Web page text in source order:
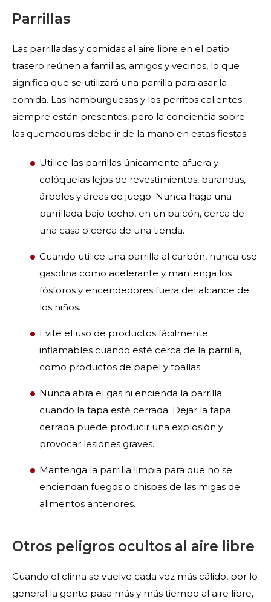
Parrillas
Las parrilladas y comidas al aire libre en el patio
trasero reúnen a familias, amigos y vecinos, lo que
significa que se utilizará una parrilla para asar la
comida. Las hamburguesas y los perritos calientes
siempre están presentes, pero la conciencia sobre
las quemaduras debe ir de la mano en estas fiestas.
Utilice las parrillas únicamente afuera y
colóquelas lejos de revestimientos, barandas,
árboles y áreas de juego. Nunca haga una
parrillada bajo techo, en un balcón, cerca de
una casa o cerca de una tienda.
Cuando utilice una parrilla al carbón, nunca use
gasolina como acelerante y mantenga los
fósforos y encendedores fuera del alcance de
los niños.
Evite el uso de productos fácilmente
inflamables cuando esté cerca de la parrilla,
como productos de papel y toallas.
Nunca abra el gas ni encienda la parrilla
cuando la tapa esté cerrada. Dejar la tapa
cerrada puede producir una explosión y
provocar lesiones graves.
Mantenga la parrilla limpia para que no se
enciendan fuegos o chispas de las migas de
alimentos anteriores.
Otros peligros ocultos al aire libre
Cuando el clima se vuelve cada vez más cálido, por lo
general la gente pasa más y más tiempo al aire libre,